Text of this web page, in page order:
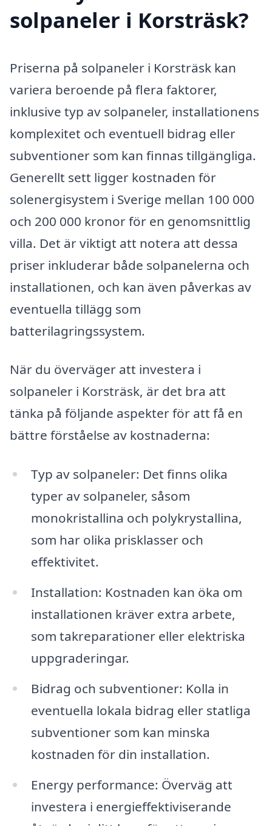
solpaneler i Korsträsk?
Priserna på solpaneler i Korsträsk kan
variera beroende på flera faktorer,
inklusive typ av solpaneler, installationens
komplexitet och eventuell bidrag eller
subventioner som kan finnas tillgängliga.
Generellt sett ligger kostnaden för
solenergisystem i Sverige mellan 100 000
och 200 000 kronor för en genomsnittlig
villa. Det är viktigt att notera att dessa
priser inkluderar både solpanelerna och
installationen, och kan även påverkas av
eventuella tillägg som
batterilagringssystem.
När du överväger att investera i
solpaneler i Korsträsk, är det bra att
tänka på följande aspekter för att få en
bättre förståelse av kostnaderna:
Typ av solpaneler: Det finns olika
typer av solpaneler, såsom
monokristallina och polykrystallina,
som har olika prisklasser och
effektivitet.
Installation: Kostnaden kan öka om
installationen kräver extra arbete,
som takreparationer eller elektriska
uppgraderingar.
Bidrag och subventioner: Kolla in
eventuella lokala bidrag eller statliga
subventioner som kan minska
kostnaden för din installation.
Energy performance: Överväg att
investera i energieffektiviserande